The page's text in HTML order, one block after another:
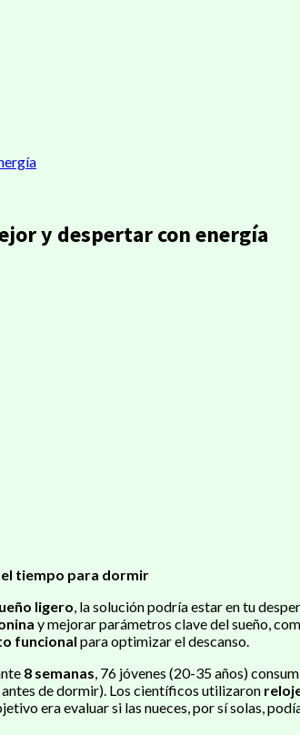
y despertar con energía
el tiempo para dormir
ligero, la solución podría estar en tu
y mejorar parámetros clave del sueño,
funcional para optimizar el descanso.
8 semanas, 76 jóvenes (20-35 años)
de dormir). Los científicos utilizaron
era evaluar si las nueces, por sí solas,